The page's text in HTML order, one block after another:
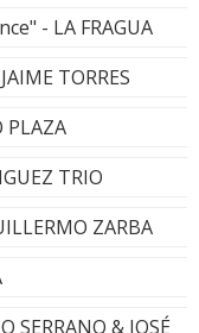
- LA FRAGUA
TORRES
PLAZA
TRIO
ZARBA
& JOSÉ